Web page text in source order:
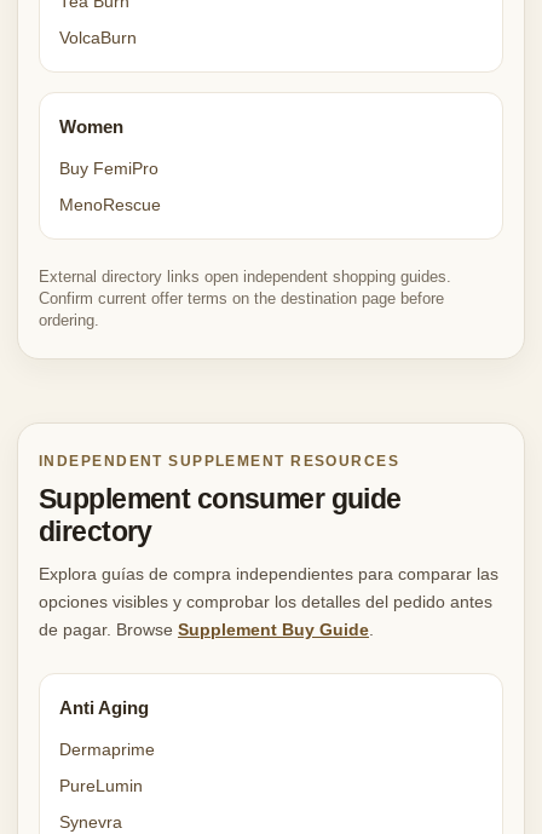
VolcaBurn
Women
Buy FemiPro
MenoRescue
External directory links open independent shopping guides.
Confirm current offer terms on the destination page before
ordering.
INDEPENDENT SUPPLEMENT RESOURCES
Supplement consumer guide
directory
Explora guías de compra independientes para comparar las
opciones visibles y comprobar los detalles del pedido antes
de pagar. Browse Supplement Buy Guide
Anti Aging
Dermaprime
PureLumin
Synevra